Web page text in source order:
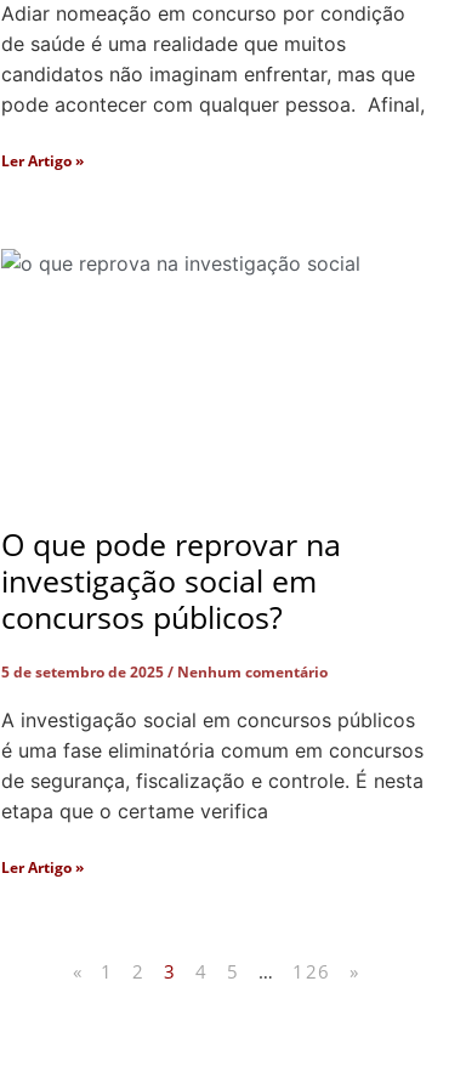
Adiar nomeação em concurso por condição
de saúde é uma realidade que muitos
candidatos não imaginam enfrentar, mas que
pode acontecer com qualquer pessoa. Afinal,
Ler Artigo »
O que pode reprovar na
investigação social em
concursos públicos?
5 de setembro de 2025 Nenhum comentário
A investigação social em concursos públicos
é uma fase eliminatória comum em concursos
de segurança, fiscalização e controle. É nesta
etapa que o certame verifica
Ler Artigo »
« 1 2 3 4 5 … 126 »